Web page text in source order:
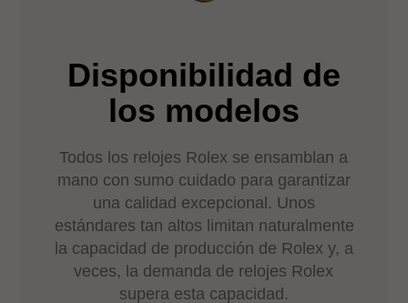
Disponibilidad de
los modelos
Todos los relojes Rolex se ensamblan a
mano con sumo cuidado para garantizar
una calidad excepcional. Unos
estándares tan altos limitan naturalmente
la capacidad de producción de Rolex y, a
veces, la demanda de relojes Rolex
supera esta capacidad.